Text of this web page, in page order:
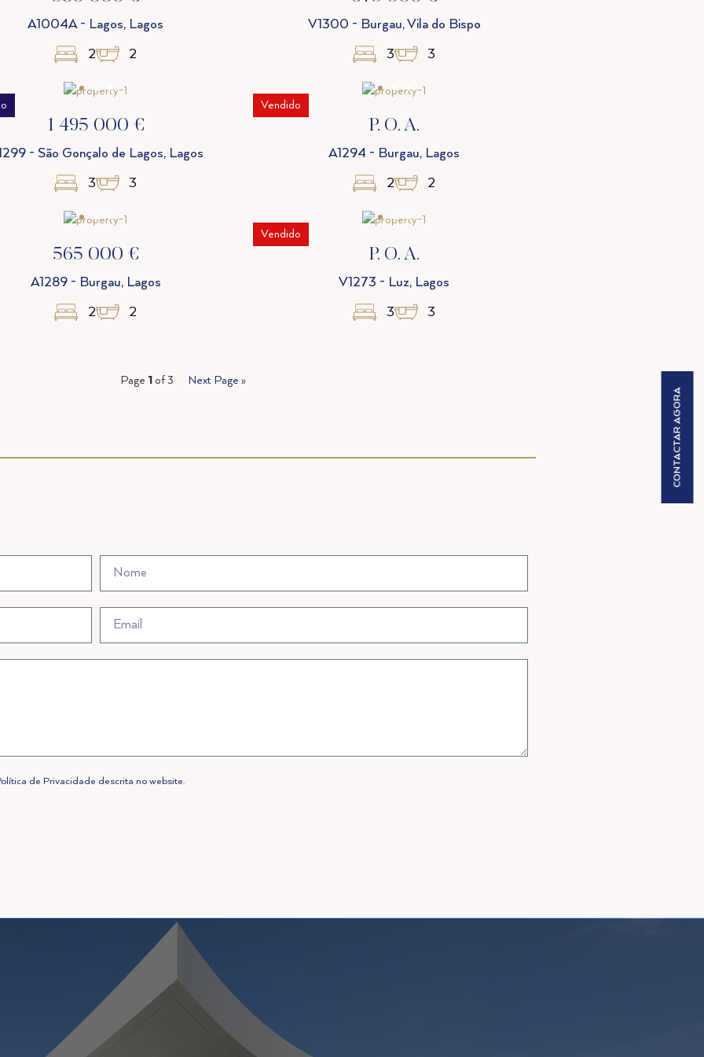
A1004A - Lagos, Lagos
2 2
V1300 - Burgau, Vila do Bispo
3 3
1 495 000 €
- São Gonçalo de Lagos, Lagos
3 3
Vendido
P. O. A.
A1294 - Burgau, Lagos
2 2
565 000 €
A1289 - Burgau, Lagos
2 2
Vendido
P. O. A.
V1273 - Luz, Lagos
3 3
Page 1 of 3 Next Page »
de Privacidade descrita no website.
CONTACTAR AGORA